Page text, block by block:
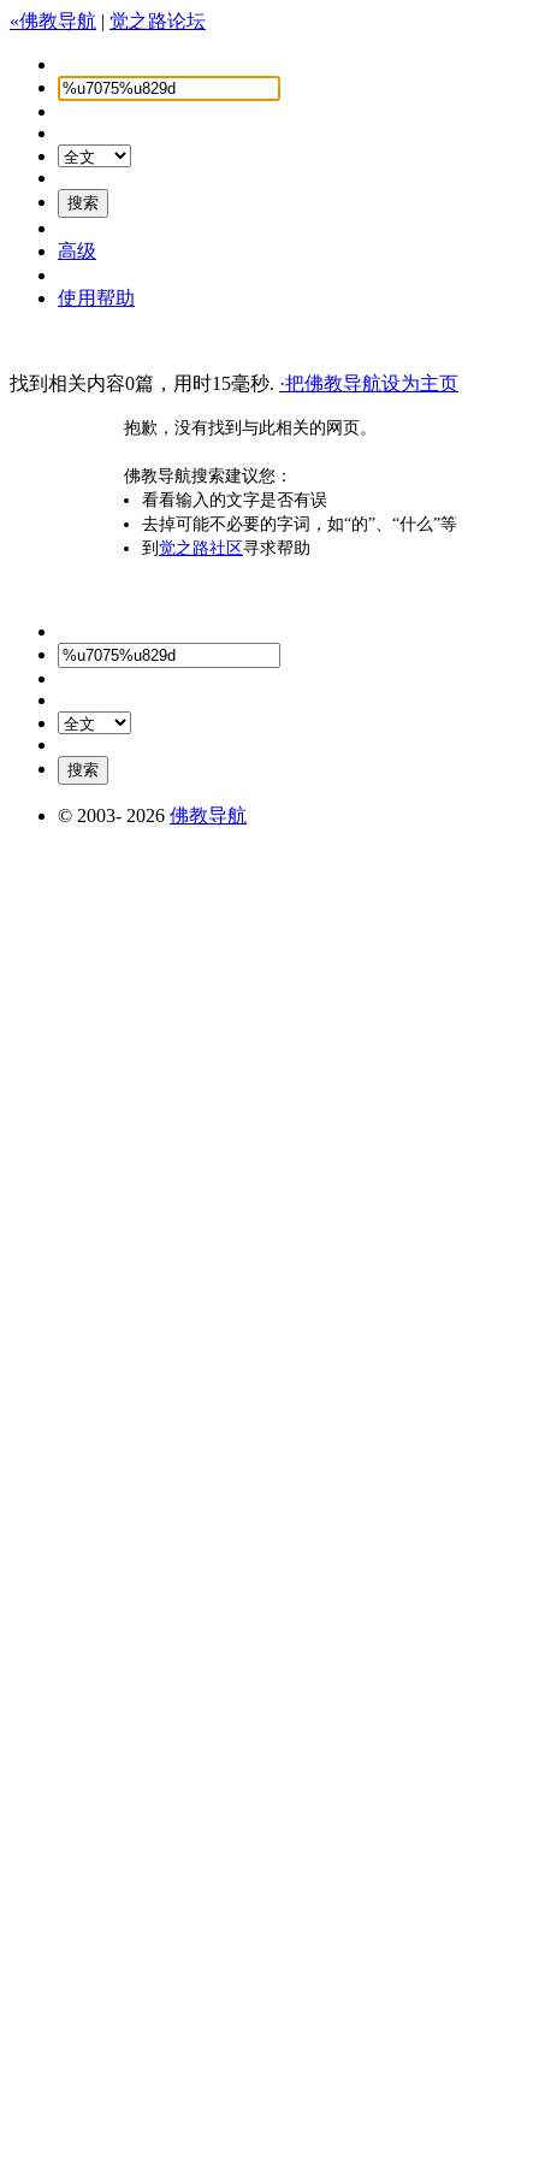
«佛教导航 | 觉之路论坛
高级
使用帮助
找到相关内容0篇，用时15毫秒. ·把佛教导航设为主页
抱歉，没有找到与此相关的网页。
佛教导航搜索建议您：
看看输入的文字是否有误
去掉可能不必要的字词，如“的”、“什么”等
到 觉之路社区寻求帮助
© 2003- 2026 佛教导航